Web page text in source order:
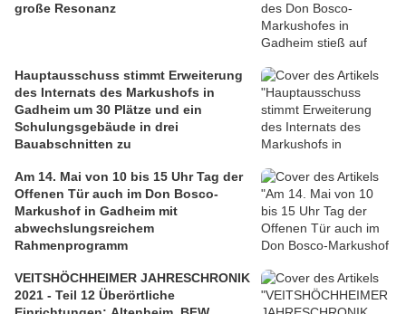
große Resonanz
Hauptausschuss stimmt Erweiterung
des Internats des Markushofs in
Gadheim um 30 Plätze und ein
Schulungsgebäude in drei
Bauabschnitten zu
Am 14. Mai von 10 bis 15 Uhr Tag der
Offenen Tür auch im Don Bosco-
Markushof in Gadheim mit
abwechslungsreichem
Rahmenprogramm
VEITSHÖCHHEIMER JAHRESCHRONIK
2021 - Teil 12 Überörtliche